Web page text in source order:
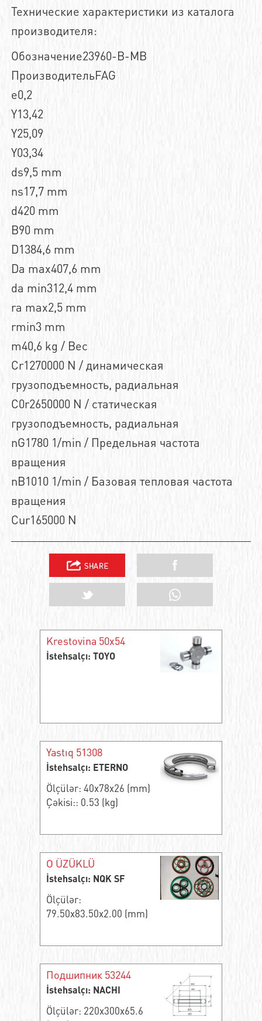
Технические характеристики из каталога
производителя:
Обозначение23960-B-MB
ПроизводительFAG
e0,2
Y13,42
Y25,09
Y03,34
ds9,5 mm
ns17,7 mm
d420 mm
B90 mm
D1384,6 mm
Da max407,6 mm
da min312,4 mm
ra max2,5 mm
rmin3 mm
m40,6 kg / Вес
Cr1270000 N / динамическая
грузоподъемность, радиальная
C0r2650000 N / статическая
грузоподъемность, радиальная
nG1780 1/min / Предельная частота
вращения
nB1010 1/min / Базовая тепловая частота
вращения
Cur165000 N
Krestovina 50x54
İstehsalçı: TOYO
Yastıq 51308
İstehsalçı: ETERNO
Ölçülər: 40x78x26 (mm)
Çəkisi:: 0.53 (kg)
O ÜZÜKLÜ
İstehsalçı: NQK SF
Ölçülər:
79.50x83.50x2.00 (mm)
Подшипник 53244
İstehsalçı: NACHI
Ölçülər: 220x300x65.6